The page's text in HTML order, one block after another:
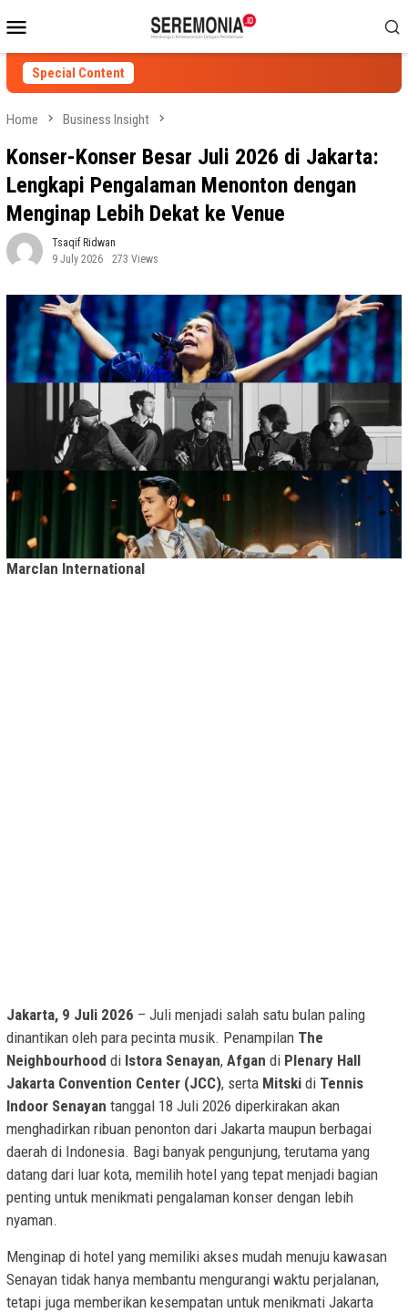
to
contentMenu
Special Content
Home Business Insight
Konser-Konser Besar Juli 2026 di Jakarta:
Lengkapi Pengalaman Menonton dengan
Menginap Lebih Dekat ke Venue
Tsaqif Ridwan
9 July 2026
273 Views
Marclan International
Jakarta, 9 Juli 2026 – Juli menjadi salah satu bulan paling
dinantikan oleh para pecinta musik. Penampilan The
Neighbourhood di Istora Senayan, Afgan di Plenary Hall
Jakarta Convention Center (JCC), serta Mitski di Tennis
Indoor Senayan tanggal 18 Juli 2026 diperkirakan akan
menghadirkan ribuan penonton dari Jakarta maupun berbagai
daerah di Indonesia. Bagi banyak pengunjung, terutama yang
datang dari luar kota, memilih hotel yang tepat menjadi bagian
penting untuk menikmati pengalaman konser dengan lebih
nyaman.
Menginap di hotel yang memiliki akses mudah menuju kawasan
Senayan tidak hanya membantu mengurangi waktu perjalanan,
tetapi juga memberikan kesempatan untuk menikmati Jakarta